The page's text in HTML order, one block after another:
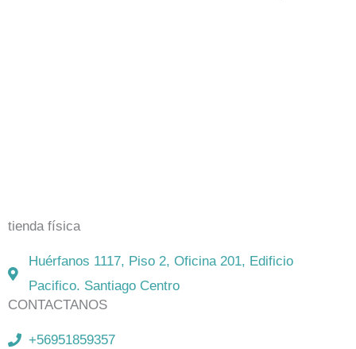
tienda física
Huérfanos 1117, Piso 2, Oficina 201, Edificio
Pacifico. Santiago Centro
CONTACTANOS
+56951859357